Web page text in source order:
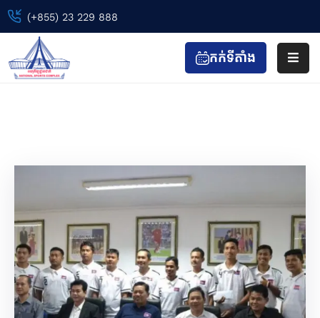
(+855) 23 229 888
កក់ទីតាំង
ទំព័រ
ដើម
ទស្សនា
&
កំសាន្ត
ហាង
&